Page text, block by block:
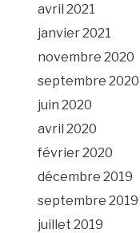
avril 2021
janvier 2021
novembre 2020
septembre 2020
juin 2020
avril 2020
février 2020
décembre 2019
septembre 2019
juillet 2019